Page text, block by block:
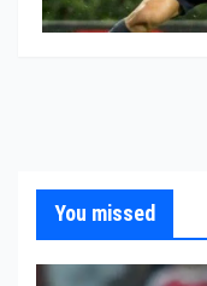
You missed